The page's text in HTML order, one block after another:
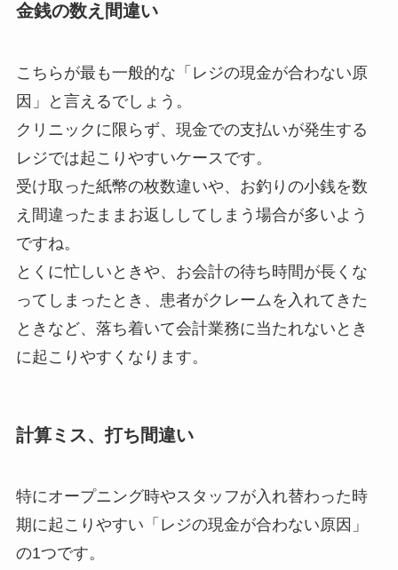
金銭の数え間違い
こちらが最も一般的な「レジの現金が合わない原
因」と言えるでしょう。
クリニックに限らず、現金での支払いが発生する
レジでは起こりやすいケースです。
受け取った紙幣の枚数違いや、お釣りの小銭を数
え間違ったままお返ししてしまう場合が多いよう
ですね。
とくに忙しいときや、お会計の待ち時間が長くな
ってしまったとき、患者がクレームを入れてきた
ときなど、落ち着いて会計業務に当たれないとき
に起こりやすくなります。
計算ミス、打ち間違い
特にオープニング時やスタッフが入れ替わった時
期に起こりやすい「レジの現金が合わない原因」
の1つです。